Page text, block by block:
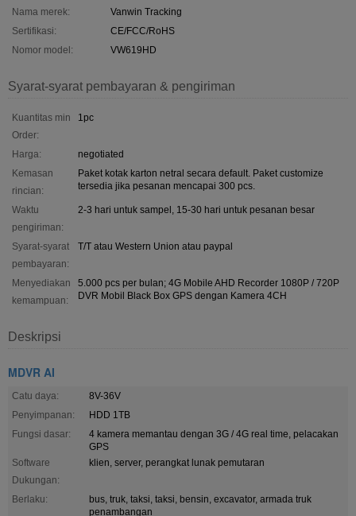
Nama merek:
Vanwin Tracking
Sertifikasi:
CE/FCC/RoHS
Nomor model:
VW619HD
Syarat-syarat pembayaran & pengiriman
Kuantitas min
Order:
1pc
Harga:
negotiated
Kemasan
rincian:
Paket kotak karton netral secara default. Paket customize
tersedia jika pesanan mencapai 300 pcs.
Waktu
pengiriman:
2-3 hari untuk sampel, 15-30 hari untuk pesanan besar
Syarat-syarat
pembayaran:
T/T atau Western Union atau paypal
Menyediakan
kemampuan:
5.000 pcs per bulan; 4G Mobile AHD Recorder 1080P / 720P
DVR Mobil Black Box GPS dengan Kamera 4CH
Deskripsi
MDVR AI
Catu daya:
8V-36V
Penyimpanan:
HDD 1TB
Fungsi dasar:
4 kamera memantau dengan 3G / 4G real time, pelacakan
GPS
Software
Dukungan:
klien, server, perangkat lunak pemutaran
Berlaku:
bus, truk, taksi, taksi, bensin, excavator, armada truk
penambangan